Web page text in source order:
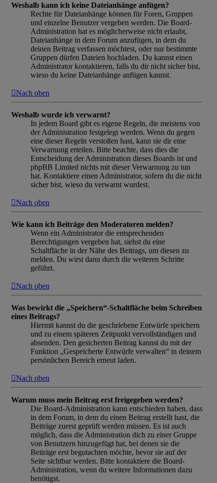
Weshalb kann ich keine Dateianhänge anfügen?
Rechte für Dateianhänge können für Foren, Gruppen
und einzelne Benutzer vergeben werden. Die Board-
Administration hat es möglicherweise nicht erlaubt,
Dateianhänge in dem Forum anzufügen, in dem du
deinen Beitrag verfassen möchtest, oder nur bestimmte
Gruppen dürfen Dateien hochladen. Du kannst einen
Administrator kontaktieren, falls du dir nicht sicher bist,
wieso du keine Dateianhänge anfügen kannst.
Nach oben
Weshalb wurde ich verwarnt?
In jedem Board gibt es eigene Regeln, die meistens von
der Administration festgelegt werden. Wenn du gegen
eine dieser Regeln verstoßen hast, kann sie dir eine
Verwarnung erteilen. Bitte beachte, dass dies die
Entscheidung der Administration dieses Boards ist und
phpBB Limited nichts mit dieser Verwarnung zu tun
hat. Kontaktiere einen Administrator, sofern du die nicht
sicher bist, wieso du verwarnt wurdest.
Nach oben
Wie kann ich Beiträge den Moderatoren melden?
Wenn ein Administrator die entsprechenden
Berechtigungen vergeben hat, siehst du eine
Schaltfläche in der Nähe des Beitrags, um diesen zu
melden. Du wirst dann durch die weiteren Schritte
geführt.
Nach oben
Was bewirkt die „Speichern“-Schaltfläche beim Schreiben
eines Beitrags?
Hiermit kannst du die geschriebene Entwürfe speichern
und zu einem späteren Zeitpunkt vervollständigen und
absenden. Den gesicherten Beitrag kannst du mit der
Funktion „Gespeicherte Entwürfe verwalten“ in deinem
persönlichen Bereich erneut laden.
Nach oben
Warum muss mein Beitrag erst freigegeben werden?
Die Board-Administration kann entschieden haben, dass
in dem Forum, in dem du einen Beitrag erstellt hast, die
Beiträge zuerst geprüft werden müssen. Es ist auch
möglich, dass die Administration dich zu einer Gruppe
von Benutzern hinzugefügt hat, bei denen sie die
Beiträge erst begutachten möchte, bevor sie auf der
Seite sichtbar werden. Bitte kontaktiere die Board-
Administration, wenn du weitere Informationen dazu
benötigst.